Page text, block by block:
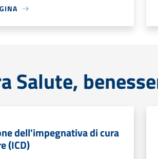
Salute,
dell'impegnativa di cura
(ICD)